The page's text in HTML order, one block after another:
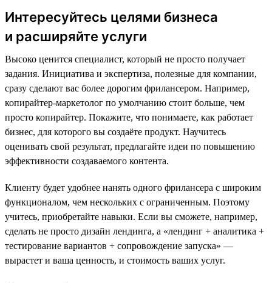
Интересуйтесь целями бизнеса
и расширяйте услуги
Высоко ценится специалист, который не просто получает
задания. Инициатива и экспертиза, полезные для компании,
сразу сделают вас более дорогим фрилансером. Например,
копирайтер-маркетолог по умолчанию стоит больше, чем
просто копирайтер. Покажите, что понимаете, как работает
бизнес, для которого вы создаёте продукт. Научитесь
оценивать свой результат, предлагайте идеи по повышению
эффективности создаваемого контента.
Клиенту будет удобнее нанять одного фрилансера с широким
функционалом, чем нескольких с ограниченным. Поэтому
учитесь, приобретайте навыки. Если вы сможете, например,
сделать не просто дизайн лендинга, а «лендинг + аналитика +
тестирование вариантов + сопровождение запуска» —
вырастет и ваша ценность, и стоимость ваших услуг.